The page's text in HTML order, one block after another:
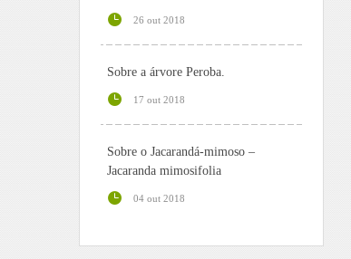
26 out 2018
Sobre a árvore Peroba.
17 out 2018
Sobre o Jacarandá-mimoso –
Jacaranda mimosifolia
04 out 2018